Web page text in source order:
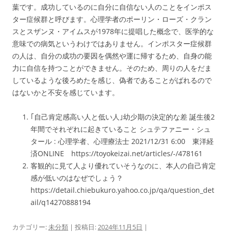
葉です。成功しているのに自分に自信ない人のことをインポス
ター症候群と呼びます。心理学者のポーリン・ローズ・クラン
スとスザンヌ・アイムスが1978年に提唱した概念で、医学的な
意味での病気というわけではありません。インポスター症候群
の人は、自分の成功の要因を偶然や運に帰するため、自身の能
力に自信を持つことができません。そのため、周りの人をだま
しているような後ろめたを感じ、偽者であることがばれるので
はないかと不安を感じています。
｢自己肯定感高い人と低い人｣幼少期の決定的な差 誕生後2
年間でそれぞれに起きていること シュテファニー・シュ
タール : 心理学者、心理療法士 2021/12/31 6:00 東洋経
済ONLINE https://toyokeizai.net/articles/-/478161
客観的に見て人より優れていそうなのに、本人の自己肯定
感が低いのはなぜでしょう？
https://detail.chiebukuro.yahoo.co.jp/qa/question_det
ail/q14270888194
カテゴリー:未分類 | 投稿日:2024年11月5日 |